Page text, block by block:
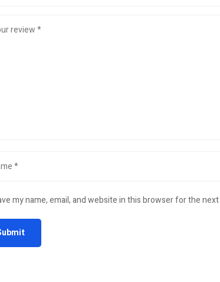
my name, email, and website in this browser for the